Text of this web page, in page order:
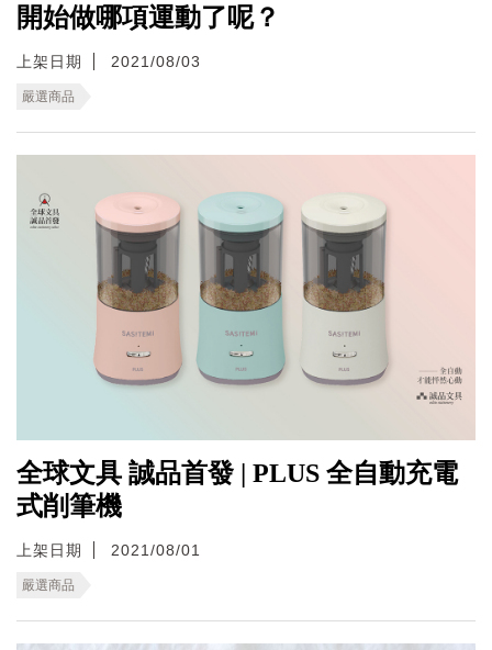
開始做哪項運動了呢？
上架日期 2021/08/03
嚴選商品
全球文具 誠品首發 | PLUS 全自動充電
式削筆機
上架日期 2021/08/01
嚴選商品